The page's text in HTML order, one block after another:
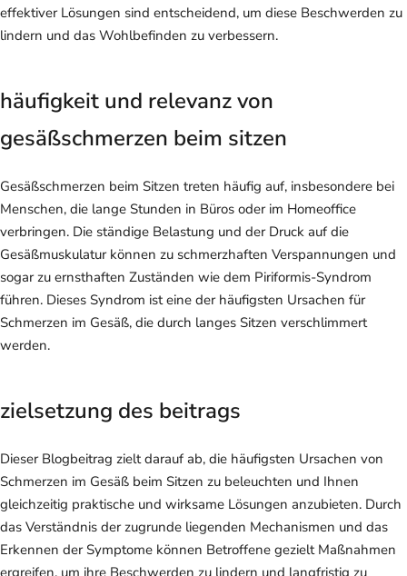
effektiver Lösungen sind entscheidend, um diese Beschwerden zu
lindern und das Wohlbefinden zu verbessern.
häufigkeit und relevanz von
gesäßschmerzen beim sitzen
Gesäßschmerzen beim Sitzen treten häufig auf, insbesondere bei
Menschen, die lange Stunden in Büros oder im Homeoffice
verbringen. Die ständige Belastung und der Druck auf die
Gesäßmuskulatur können zu schmerzhaften Verspannungen und
sogar zu ernsthaften Zuständen wie dem Piriformis-Syndrom
führen. Dieses Syndrom ist eine der häufigsten Ursachen für
Schmerzen im Gesäß, die durch langes Sitzen verschlimmert
werden.
zielsetzung des beitrags
Dieser Blogbeitrag zielt darauf ab, die häufigsten Ursachen von
Schmerzen im Gesäß beim Sitzen zu beleuchten und Ihnen
gleichzeitig praktische und wirksame Lösungen anzubieten. Durch
das Verständnis der zugrunde liegenden Mechanismen und das
Erkennen der Symptome können Betroffene gezielt Maßnahmen
ergreifen, um ihre Beschwerden zu lindern und langfristig zu